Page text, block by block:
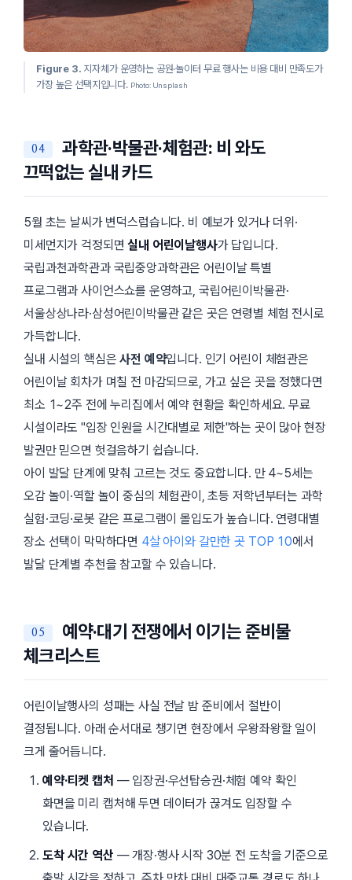
Figure 3. 지자체가 운영하는 공원·놀이터 무료 행사는 비용 대비 만족도가
가장 높은 선택지입니다. Photo: Unsplash
과학관·박물관·체험관: 비 와도
끄떡없는 실내 카드
5월 초는 날씨가 변덕스럽습니다. 비 예보가 있거나 더위·
미세먼지가 걱정되면실내 어린이날행사가 답입니다.
국립과천과학관과 국립중앙과학관은 어린이날 특별
프로그램과 사이언스쇼를 운영하고, 국립어린이박물관·
서울상상나라·삼성어린이박물관 같은 곳은 연령별 체험 전시로
가득합니다.
실내 시설의 핵심은사전 예약입니다. 인기 어린이 체험관은
어린이날 회차가 며칠 전 마감되므로, 가고 싶은 곳을 정했다면
최소 1~2주 전에 누리집에서 예약 현황을 확인하세요. 무료
시설이라도 입장 인원을 시간대별로 제한 하는 곳이 많아 현장
발권만 믿으면 헛걸음하기 쉽습니다.
아이 발달 단계에 맞춰 고르는 것도 중요합니다. 만 4~5세는
오감 놀이·역할 놀이 중심의 체험관이, 초등 저학년부터는 과학
실험·코딩·로봇 같은 프로그램이 몰입도가 높습니다. 연령대별
장소 선택이 막막하다면 4살 아이와 갈만한 곳 TOP 10에서
발달 단계별 추천을 참고할 수 있습니다.
예약·대기 전쟁에서 이기는 준비물
체크리스트
어린이날행사의 성패는 사실 전날 밤 준비에서 절반이
결정됩니다. 아래 순서대로 챙기면 현장에서 우왕좌왕할 일이
크게 줄어듭니다.
예약·티켓 캡처 — 입장권·우선탑승권·체험 예약 확인
화면을 미리 캡처해 두면 데이터가 끊겨도 입장할 수
있습니다.
도착 시간 역산 — 개장·행사 시작 30분 전 도착을 기준으로